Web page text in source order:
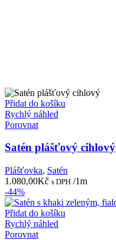
Přidat do košíku
Rychlý náhled
Porovnat
Satén plášťový cihlový
Plášťovka, Satén
1.080,00Kč s DPH /1m
-44%
Přidat do košíku
Rychlý náhled
Porovnat